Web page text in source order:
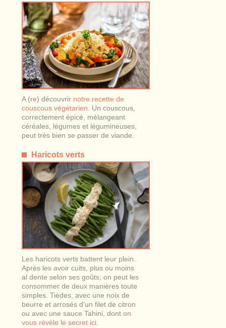
A (re) découvrir notre recette de
couscous végétarien . Un couscous,
correctement épicé, mélangeant
céréales, légumes et légumineuses,
peut très bien se passer de viande.
Haricots verts
Les haricots verts battent leur plein.
Après les avoir cuits, plus ou moins
al dente selon ses goûts, on peut les
consommer de deux manières toute
simples. Tièdes, avec une noix de
beurre et arrosés d’un filet de citron
ou avec une sauce Tahini, donton
vous révèle le secret ici